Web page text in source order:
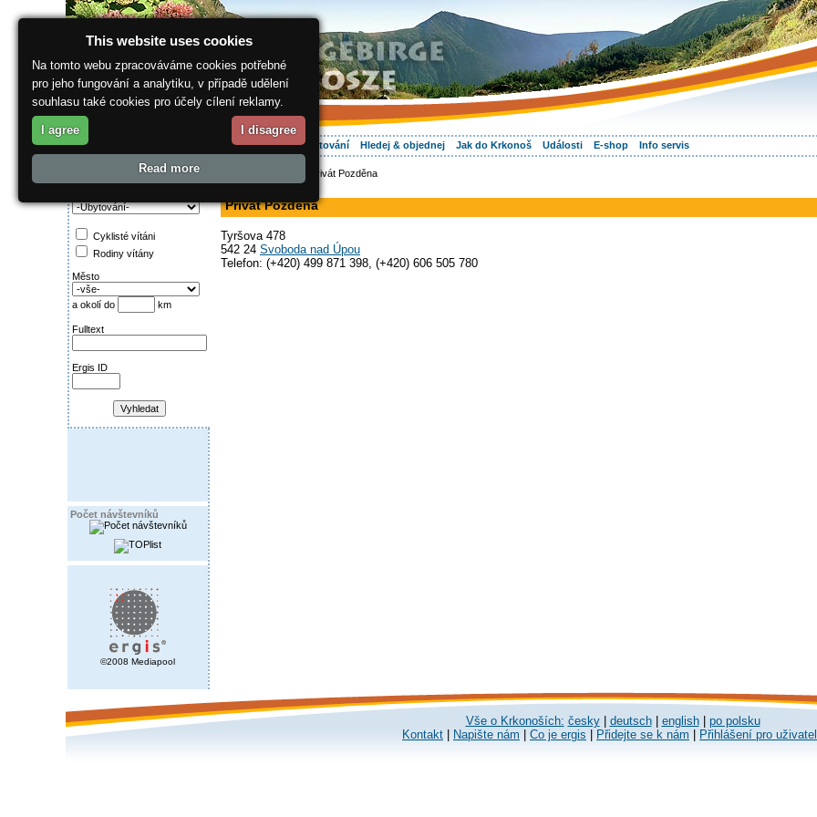
O regionu Vaše dovolená Ubytování Hledej & objednej Jak do Krkonoš Události E-shop Info servis
Najděte si:
Cyklisté vítáni
Rodiny vítány
Město
a okolí do km
Fulltext
Ergis ID
Počet návštevníků
©2008 Mediapool
> Privát Pozděna
Privát Pozděna
Tyršova 478
542 24 Svoboda nad Úpou
Telefon: (+420) 499 871 398, (+420) 606 505 780
Vše o Krkonoších: česky| deutsch| english| po polsku
Kontakt
Napište nám Co je ergis Přidejte se k nám Přihlášení pro
This website uses cookies
Na tomto webu zpracováváme cookies potřebné
pro jeho fungování a analytiku, v případě udělení
souhlasu také cookies pro účely cílení reklamy.
I agree I disagree
Read more